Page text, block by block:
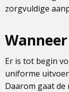
zorgvuldige
Er is tot begin
uniforme
Daarom gaat